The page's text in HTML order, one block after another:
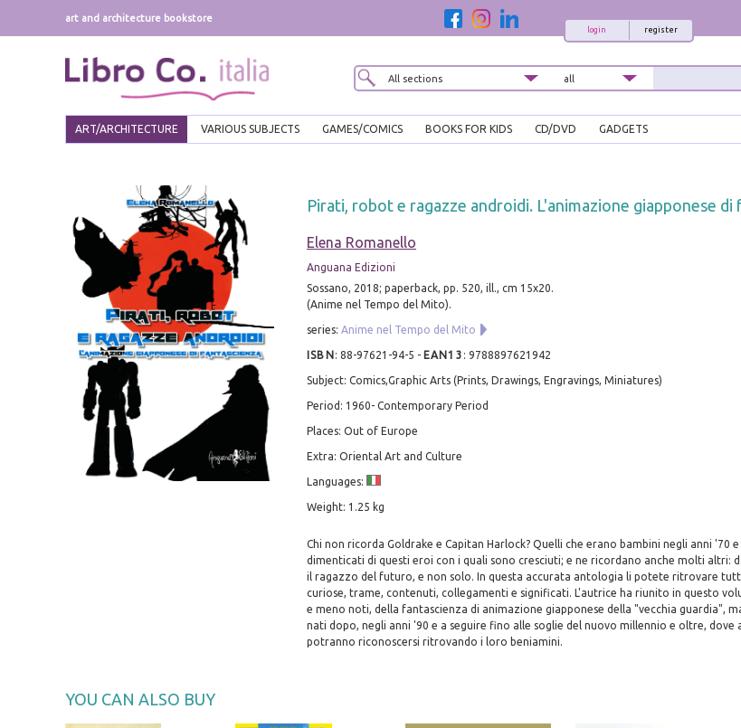
art and architecture bookstore
register
login
ART/ARCHITECTURE VARIOUS SUBJECTS GAMES/COMICS BOOKS FOR KIDS CD/DVD GADGETS
Pirati, robot e ragazze androidi. L'animazione giapponese di
Elena Romanello
Anguana Edizioni
Sossano, 2018; paperback, pp. 520, ill., cm 15x20.
(Anime nel Tempo del Mito).
series: Anime nel Tempo del Mito
ISBN : 88-97621-94-5 - EAN13 : 9788897621942
Subject: Comics,Graphic Arts (Prints, Drawings, Engravings, Miniatures)
Period: 1960- Contemporary Period
Places: Out of Europe
Extra: Oriental Art and Culture
Languages:
Weight: 1.25 kg
Chi non ricorda Goldrake e Capitan Harlock? Quelli che erano bambini negli anni '70
dimenticati di questi eroi con i quali sono cresciuti; e ne ricordano anche molti altri:
il ragazzo del futuro, e non solo. In questa accurata antologia li potete ritrovare
curiose, trame, contenuti, collegamenti e significati. L'autrice ha riunito in questo
e meno noti, della fantascienza di animazione giapponese della "vecchia guardia",
nati dopo, negli anni '90 e a seguire fino alle soglie del nuovo millennio e oltre, dove
potranno riconoscersi ritrovando i loro beniamini.
YOU CAN ALSO BUY